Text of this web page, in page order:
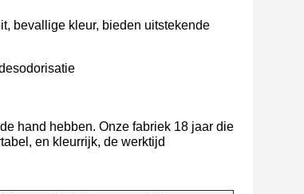
bevallige kleur, bieden uitstekende
hand hebben. Onze fabriek 18 jaar die
en kleurrijk, de werktijd